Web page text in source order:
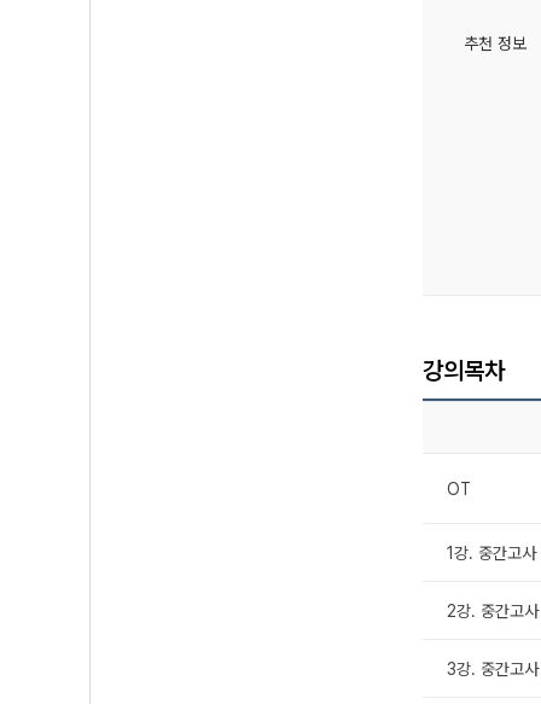
추천 정보
강의목차
OT
1강. 중간고
2강. 중간고
3강. 중간고